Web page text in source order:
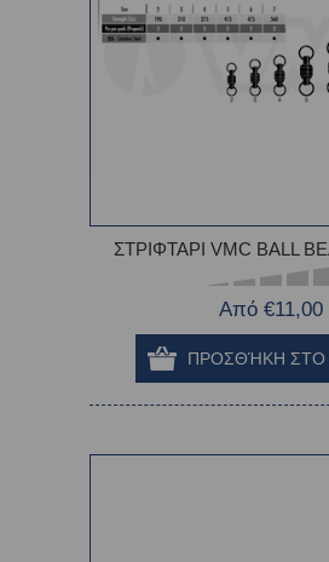
ΣΤΡΙΦΤΑΡΙ VMC BALL
Από €11,00